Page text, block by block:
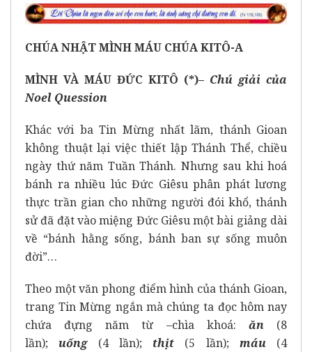
CHÚA NHẬT MÌNH MÁU CHÚA KITÔ-A
MÌNH VÀ MÁU ĐỨC KITÔ (*)– Chú giải của
Noel Quession
Khác với ba Tin Mừng nhất lãm, thánh Gioan
không thuật lại việc thiết lập Thánh Thể, chiều
ngày thứ năm Tuần Thánh. Nhưng sau khi hoá
bánh ra nhiều lúc Đức Giêsu phân phát lương
thực trần gian cho những người đói khổ, thánh
sử đã đặt vào miệng Đức Giêsu một bài giảng dài
về “bánh hằng sống, bánh ban sự sống muôn
đời”…
Theo một văn phong điểm hình của thánh Gioan,
trang Tin Mừng ngắn mà chúng ta đọc hôm nay
chứa đựng năm từ –chìa khoá: ăn(8
lần); uống(4 lần); thịt (5 lần); máu(4